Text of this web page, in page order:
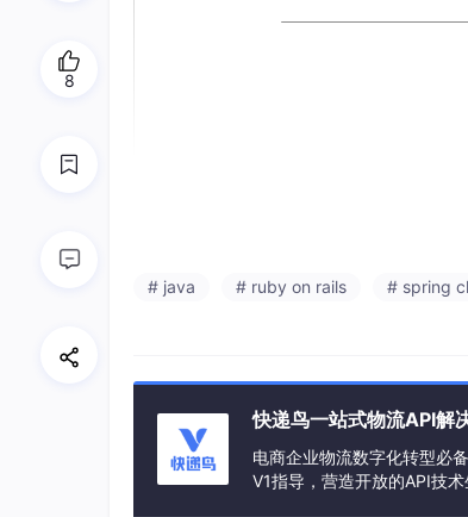
# java # ruby on rails # spring
快递鸟一站式物流API解
电商企业物流数字化转型必
V1指导，营造开放的API技术
8